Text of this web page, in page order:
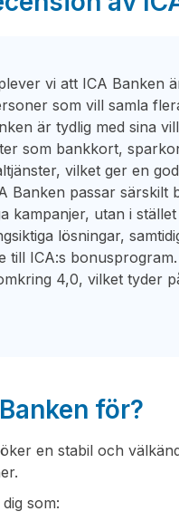
vi att ICA Banken
som vill samla
är tydlig med sina
som bankkort,
vilket ger en
Banken passar särskilt
kampanjer, utan i
lösningar,
till ICA:s bonusprogram.
4,0, vilket tyder
för?
en stabil och
som: